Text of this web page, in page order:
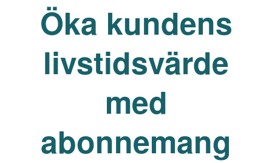
Öka kundens
livstidsvärde
med
abonnemang